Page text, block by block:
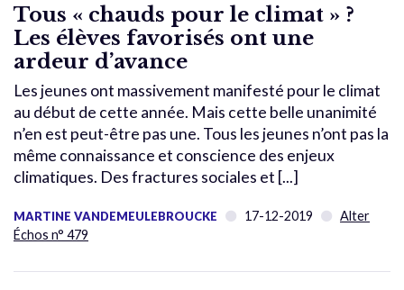
Tous « chauds pour le climat » ?
Les élèves favorisés ont une
ardeur d’avance
Les jeunes ont massivement manifesté pour le climat
au début de cette année. Mais cette belle unanimité
n’en est peut-être pas une. Tous les jeunes n’ont pas la
même connaissance et conscience des enjeux
climatiques. Des fractures sociales et [...]
MARTINE VANDEMEULEBROUCKE 17-12-2019
Alter
Échos n° 479